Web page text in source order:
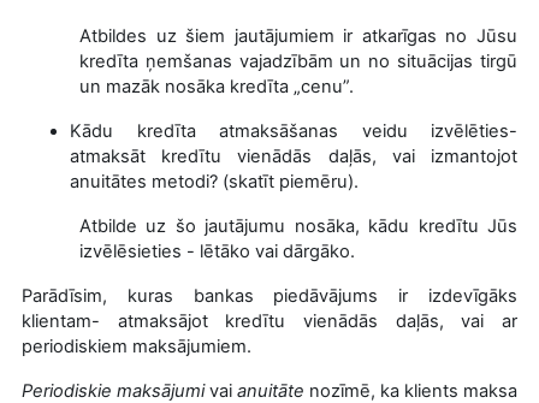
Atbildes uz šiem jautājumiem ir atkarīgas no Jūsu
kredīta ņemšanas vajadzībām un no situācijas tirgū
un mazāk nosāka kredīta „cenu”.
Kādu kredīta atmaksāšanas veidu izvēlēties-
atmaksāt kredītu vienādās daļās, vai izmantojot
anuitātes metodi? (skatīt piemēru).
Atbilde uz šo jautājumu nosāka, kādu kredītu Jūs
izvēlēsieties - lētāko vai dārgāko.
Parādīsim, kuras bankas piedāvājums ir izdevīgāks
klientam- atmaksājot kredītu vienādās daļās, vai ar
periodiskiem maksājumiem.
Periodiskie maksājumivai anuitāte nozīmē, ka klients maksa